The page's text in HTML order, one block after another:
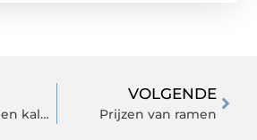
wat te doen tegen kalknagels in de zomer
VOLGENDE
Prijzen van ramen